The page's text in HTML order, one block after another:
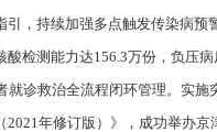
，持续加强多点触发传染病
检测能力达156.3万份，负压
就诊救治全流程闭环管理。实
年修订版）》，成功举办